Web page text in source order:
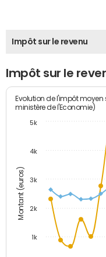
Impôt sur le revenu
Impôt sur le
Montant (euros)
Evolution de l'impôt moyen
ministère de l'Economie)
1k
2k
3k
4k
5k